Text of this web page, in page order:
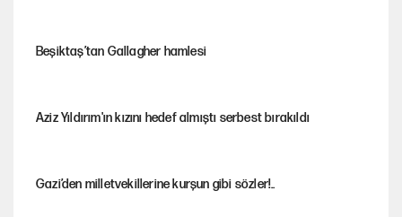
Beşiktaş’tan Gallagher hamlesi
Aziz Yıldırım'ın kızını hedef almıştı serbest bırakıldı
Gazi’den milletvekillerine kurşun gibi sözler!..